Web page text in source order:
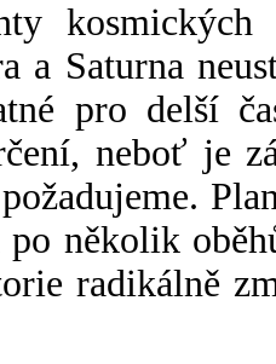
a Saturna
pro delší
neboť je
několik
radikálně